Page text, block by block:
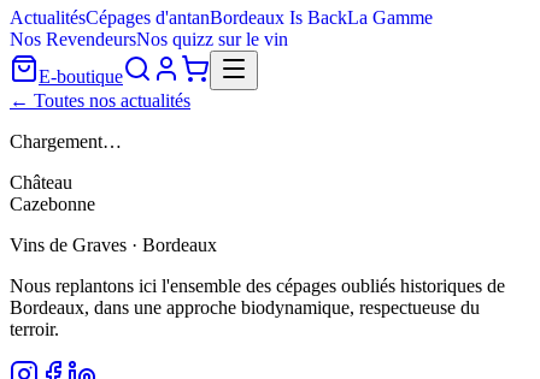
ActualitésCépages d'antanBordeaux Is BackLa Gamme
Nos RevendeursNos quizz sur le vin
E-boutique
← Toutes nos actualités
Chargement…
Château
Cazebonne
Vins de Graves · Bordeaux
Nous replantons ici l'ensemble des cépages oubliés historiques de
Bordeaux, dans une approche biodynamique, respectueuse du
terroir.